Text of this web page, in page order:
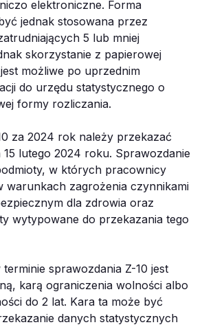
elektroniczne. Forma
jednak stosowana przez
5 lub mniej
skorzystanie z papierowej
możliwe po uprzednim
do urzędu statystycznego o
formy rozliczania.
za 2024 rok należy przekazać
15 lutego 2024 roku. Sprawozdanie
w których pracownicy
warunkach zagrożenia czynnikami
dla zdrowia oraz
wytypowane do przekazania tego
sprawozdania Z-10 jest
karą ograniczenia wolności albo
do 2 lat. Kara ta może być
danych statystycznych